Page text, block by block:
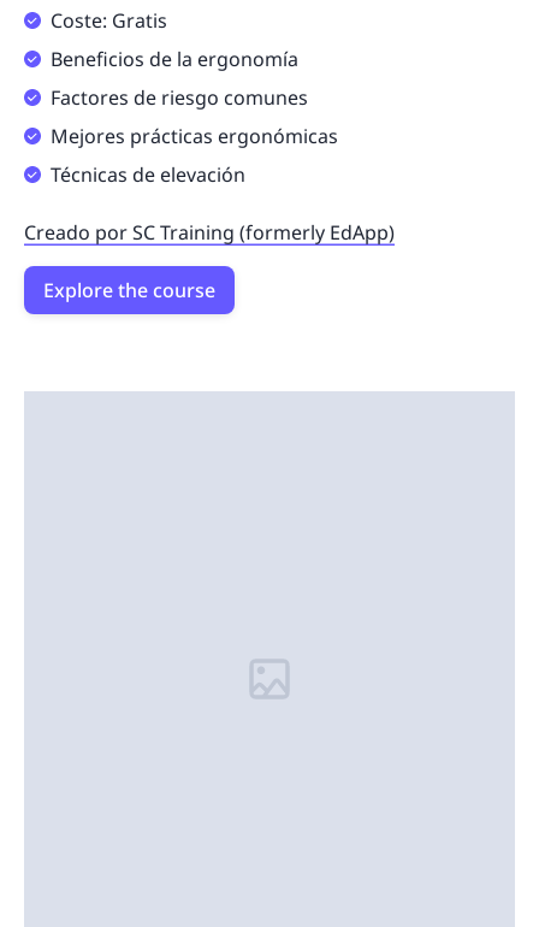
Coste: Gratis
Beneficios de la ergonomía
Factores de riesgo comunes
Mejores prácticas ergonómicas
Técnicas de elevación
Creado por SC Training (formerly EdApp)
Explore the course